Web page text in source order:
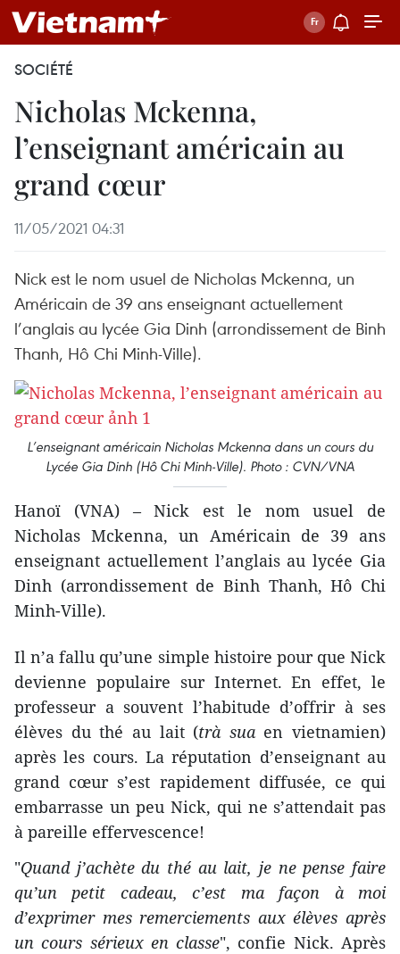
SOCIÉTÉ
Nicholas Mckenna,
l’enseignant américain au
grand cœur
11/05/2021 04:31
Nick est le nom usuel de Nicholas Mckenna, un
Américain de 39 ans enseignant actuellement
l’anglais au lycée Gia Dinh (arrondissement de Binh
Thanh, Hô Chi Minh-Ville).
L’enseignant américain Nicholas Mckenna dans un cours du
Lycée Gia Dinh (Hô Chi Minh-Ville). Photo : CVN/VNA
Hanoï (VNA) – Nick est le nom usuel de
Nicholas Mckenna, un Américain de 39 ans
enseignant actuellement l’anglais au lycée Gia
Dinh (arrondissement de Binh Thanh, Hô Chi
Minh-Ville).
Il n’a fallu qu’une simple histoire pour que Nick
devienne populaire sur Internet. En effet, le
professeur a souvent l’habitude d’offrir à ses
élèves du thé au lait (trà sua en vietnamien)
après les cours. La réputation d’enseignant au
grand cœur s’est rapidement diffusée, ce qui
embarrasse un peu Nick, qui ne s’attendait pas
à pareille effervescence!
"Quand j’achète du thé au lait, je ne pense faire
qu’un petit cadeau, c’est ma façon à moi
d’exprimer mes remerciements aux élèves après
un cours sérieux en classe", confie Nick. Après